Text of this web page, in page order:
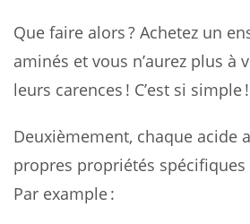
Que faire alors ? Achetez un
aminés et vous n’aurez plus à
leurs carences ! C’est si simple !
Deuxièmement, chaque acide
propres propriétés
Par example :